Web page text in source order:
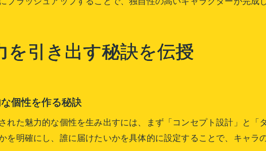
を引き出す秘訣を伝授
個性を作る秘訣
れた魅力的な個性を生み出すには、まず「コンセプト設計」と「
を明確にし、誰に届けたいかを具体的に設定することで、キャラ